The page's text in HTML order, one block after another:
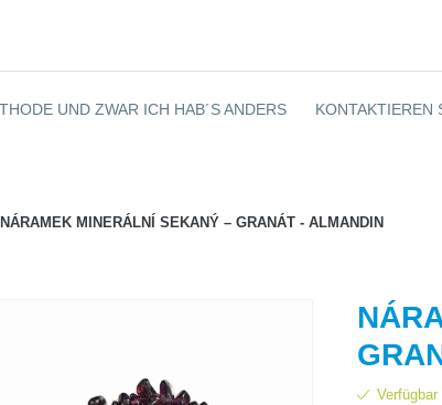
UND ZWAR ICH HAB´S ANDERS KONTAKTIEREN
NÁRAMEK MINERÁLNÍ SEKANÝ – GRANÁT - ALMANDIN
Verfügbar